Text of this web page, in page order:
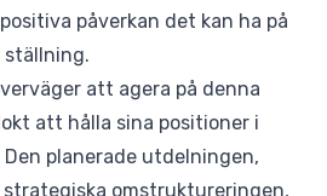
påverkan det kan ha på
att agera på denna
att hålla sina positioner i
planerade utdelningen,
omstruktureringen,